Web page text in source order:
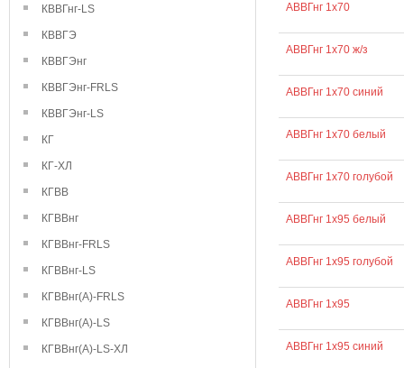
КВВГнг-LS
КВВГЭ
КВВГЭнг
КВВГЭнг-FRLS
КВВГЭнг-LS
КГ
КГ-ХЛ
КГВВ
КГВВнг
КГВВнг-FRLS
КГВВнг-LS
КГВВнг(А)-FRLS
КГВВнг(А)-LS
КГВВнг(А)-LS-ХЛ
АВВГнг 1х70
АВВГнг 1х70 ж/з
АВВГнг 1х70 синий
АВВГнг 1х70 белый
АВВГнг 1х70 голубой
АВВГнг 1х95 белый
АВВГнг 1х95 голубой
АВВГнг 1х95
АВВГнг 1х95 синий